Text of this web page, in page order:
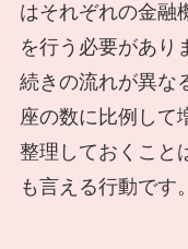
はそれぞれの金融
を行う必要があり
続きの流れが異な
座の数に比例して
整理しておくこと
も言える行動です。